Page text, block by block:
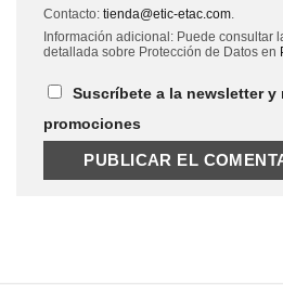
Contacto: tienda@etic-etac.com.
Información adicional: Puede consultar
detallada sobre Protección de Datos en
Suscríbete a la newsletter y
promociones